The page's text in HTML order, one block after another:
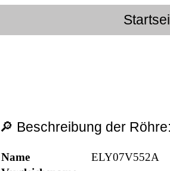
🔎 Beschreibung der
Name
ELY07V552A